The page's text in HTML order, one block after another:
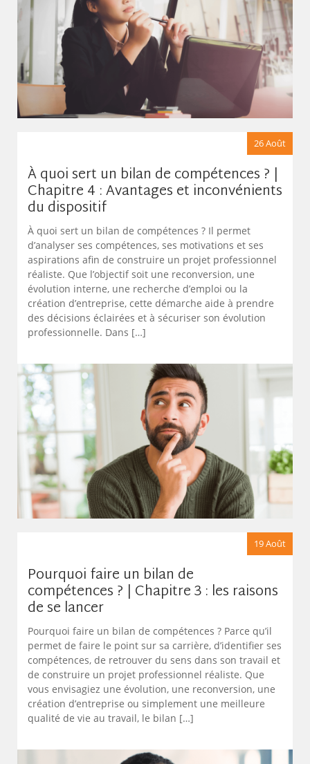
26 Août
À quoi sert un bilan de compétences ? |
Chapitre 4 : Avantages et inconvénients
du dispositif
À quoi sert un bilan de compétences ? Il permet
d’analyser ses compétences, ses motivations et ses
aspirations afin de construire un projet professionnel
réaliste. Que l’objectif soit une reconversion, une
évolution interne, une recherche d’emploi ou la
création d’entreprise, cette démarche aide à prendre
des décisions éclairées et à sécuriser son évolution
professionnelle. Dans […]
19 Août
Pourquoi faire un bilan de
compétences ? | Chapitre 3 : les raisons
de se lancer
Pourquoi faire un bilan de compétences ? Parce qu’il
permet de faire le point sur sa carrière, d’identifier ses
compétences, de retrouver du sens dans son travail et
de construire un projet professionnel réaliste. Que
vous envisagiez une évolution, une reconversion, une
création d’entreprise ou simplement une meilleure
qualité de vie au travail, le bilan […]